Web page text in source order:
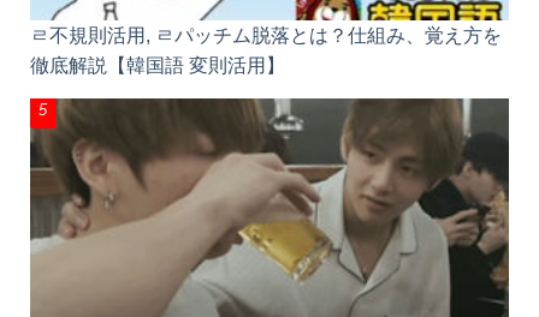
ㄹ不規則活用, ㄹパッチム脱落とは？仕組み、覚え方
を徹底解説【韓国語 変則活用】